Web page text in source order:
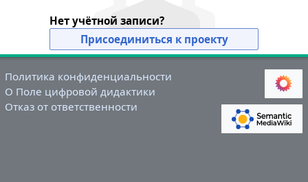
Нет учётной записи?
Присоединиться к проекту
Политика конфиденциальности
О Поле цифровой дидактики
Отказ от ответственности